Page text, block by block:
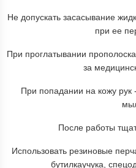
Не допускать засасывание
при ее
При проглатывании
за
При попадании на кожу
После работы
Использовать резиновые
бутилкаучука,